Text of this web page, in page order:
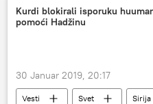
Kurdi blokirali isporuku
pomoći Hadžinu
30 Januar 2019, 20:17
Vesti Svet Sirija